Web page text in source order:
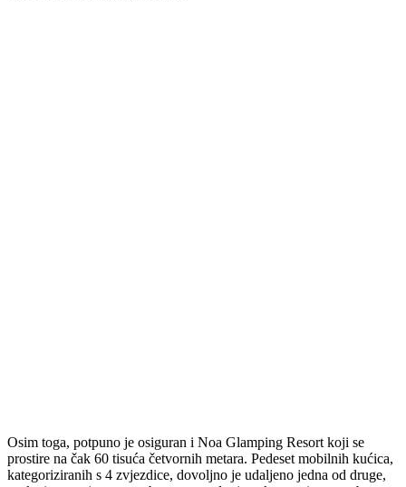
Osim toga, potpuno je osiguran i Noa Glamping Resort koji se
prostire na čak 60 tisuća četvornih metara. Pedeset mobilnih kućica,
kategoriziranih s 4 zvjezdice, dovoljno je udaljeno jedna od druge,